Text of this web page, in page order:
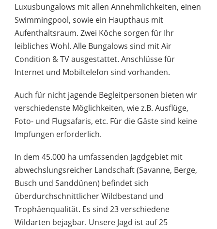
Luxusbungalows mit allen Annehmlichkeiten, einen
Swimmingpool, sowie ein Haupthaus mit
Aufenthaltsraum. Zwei Köche sorgen für Ihr
leibliches Wohl. Alle Bungalows sind mit Air
Condition & TV ausgestattet. Anschlüsse für
Internet und Mobiltelefon sind vorhanden.
Auch für nicht jagende Begleitpersonen bieten wir
verschiedenste Möglichkeiten, wie z.B. Ausflüge,
Foto- und Flugsafaris, etc. Für die Gäste sind keine
Impfungen erforderlich.
In dem 45.000 ha umfassenden Jagdgebiet mit
abwechslungsreicher Landschaft (Savanne, Berge,
Busch und Sanddünen) befindet sich
überdurchschnittlicher Wildbestand und
Trophäenqualität. Es sind 23 verschiedene
Wildarten bejagbar. Unsere Jagd ist auf 25